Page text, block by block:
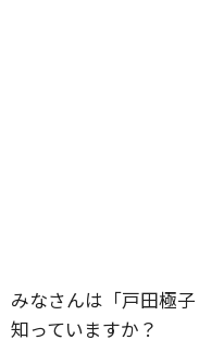
みなさんは「戸田極
知っていますか？